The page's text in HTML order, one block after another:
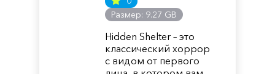
Размер: 9.27 GB
Hidden Shelter – это
классический хоррор
с видом от первого